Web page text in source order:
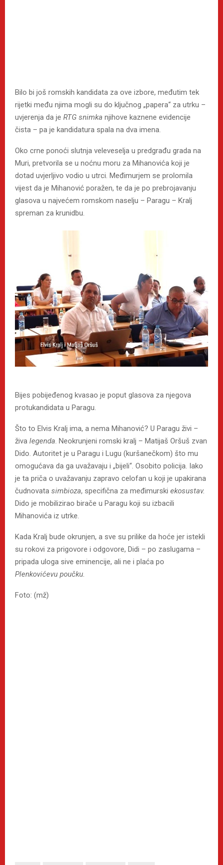
Bilo bi još romskih kandidata za ove izbore, međutim tek
rijetki među njima mogli su do ključnog „papera“ za utrku –
uvjerenja da je RTG snimka njihove kaznene evidencije
čista – pa je kandidatura spala na dva imena.
Oko crne ponoći slutnja veleveselja u predgrađu grada na
Muri, pretvorila se u noćnu moru za Mihanovića koji je
dotad uvjerljivo vodio u utrci. Međimurjem se prolomila
vijest da je Mihanović poražen, te da je po prebrojavanju
glasova u najvećem romskom naselju – Paragu – Kralj
spreman za krunidbu.
Bijes pobijeđenog kvasao je poput glasova za njegova
protukandidata u Paragu.
Što to Elvis Kralj ima, a nema Mihanović? U Paragu živi –
živa legenda. Neokrunjeni romski kralj – Matijaš Oršuš zvan
Dido. Autoritet je u Paragu i Lugu (kuršanečkom) što mu
omogućava da ga uvažavaju i „bijeli“. Osobito policija. Iako
je ta priča o uvažavanju zapravo celofan u koji je upakirana
čudnovata simbioza, specifična za međimurski ekosustav.
Dido je mobilizirao birače u Paragu koji su izbacili
Mihanovića iz utrke.
Kada Kralj bude okrunjen, a sve su prilike da hoće jer istekli
su rokovi za prigovore i odgovore, Didi – po zaslugama –
pripada uloga sive eminencije, ali ne i plaća po
Plenkovićevu poučku.
Foto: (mž)